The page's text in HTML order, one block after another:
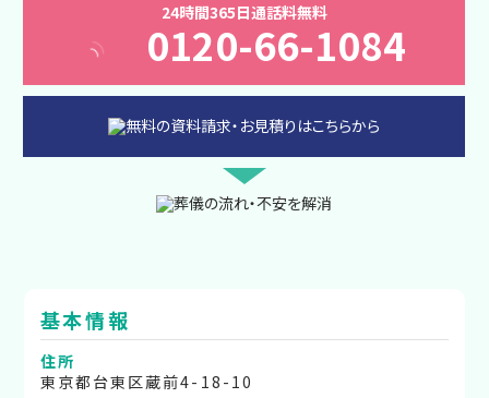
24時間365日通話料無料
0120-66-1084
基本情報
住所
東京都台東区蔵前4-18-10